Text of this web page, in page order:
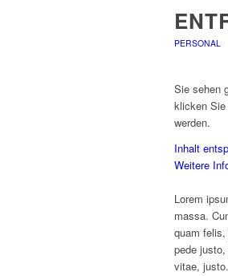
PERSONAL
Sie sehen
klicken Sie
werden.
Inhalt
Weitere
Lorem
massa.
quam
pede
vitae, justo.